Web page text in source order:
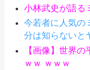
小林武史が語る
今若者に人気
分は知らないと
【画像】世界
ｗｗ ｗｗｗ